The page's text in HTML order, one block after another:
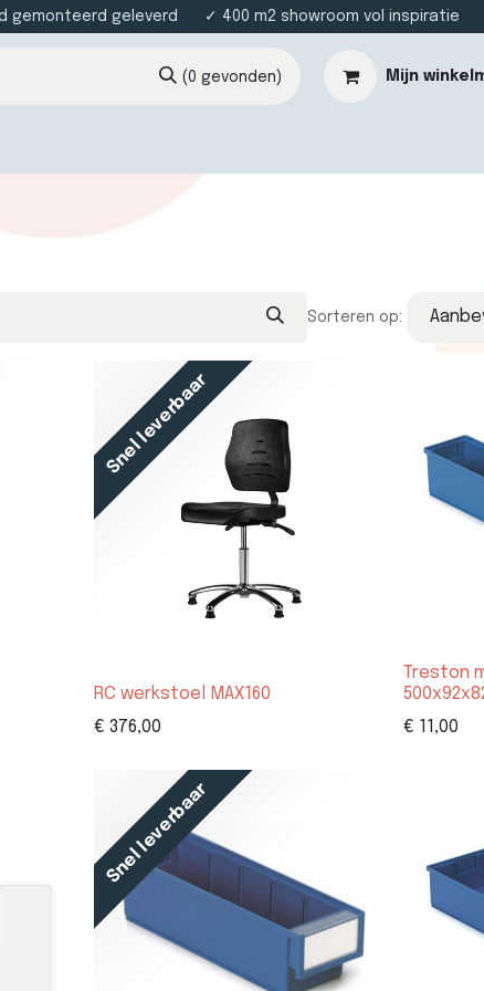
geleverd ✓ 400 m2 showroom vol inspiratie
(0 gevonden) Mijn
Sorteren op:
Snel leverbaar
RC werkstoel MAX160
€ 376,00
Treston
€ 11,00
Snel leverbaar